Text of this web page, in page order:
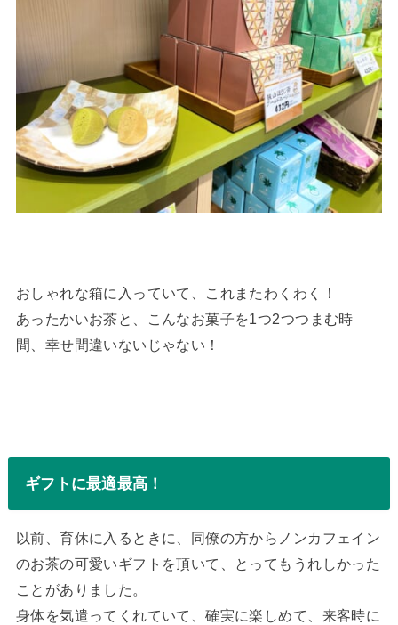
おしゃれな箱に入っていて、これまたわくわく！
あったかいお茶と、こんなお菓子を1つ2つつまむ時
間、幸せ間違いないじゃない！
ギフトに最適最高！
以前、育休に入るときに、同僚の方からノンカフェイン
のお茶の可愛いギフトを頂いて、とってもうれしかった
ことがありました。
身体を気遣ってくれていて、確実に楽しめて、来客時に